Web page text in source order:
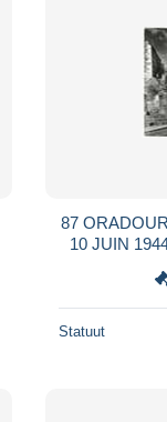
87 ORADOUR SUR
10 JUIN 1944 - LA GRANDE RUE -
Statuut